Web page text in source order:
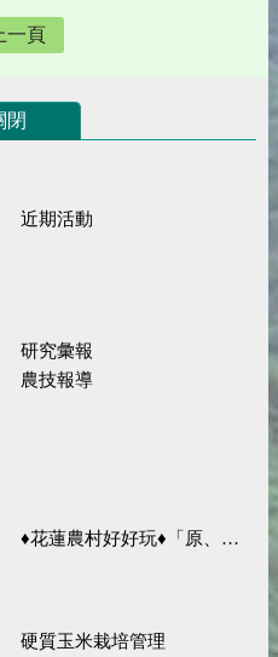
一頁
閉
近期活動
研究彙報
農技報導
♦花蓮農村好好玩♦「原、生、慢、活」四條遊程推薦
硬質玉米栽培管理